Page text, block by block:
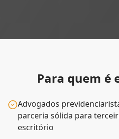
Para quem é
Advogados
parceria sólida para
escritório